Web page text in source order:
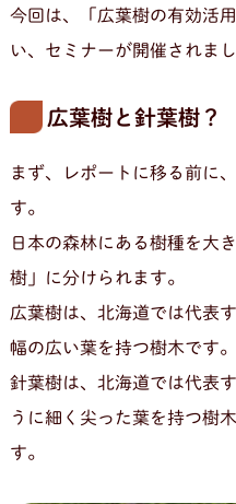
今回は、「広葉樹の有効活
い、セミナーが開催されま
広葉樹と針葉樹？
まず、レポートに移る前に
す。
日本の森林にある樹種を大
樹」に分けられます。
広葉樹は、北海道では代表
幅の広い葉を持つ樹木です
針葉樹は、北海道では代表
うに細く尖った葉を持つ樹
す。